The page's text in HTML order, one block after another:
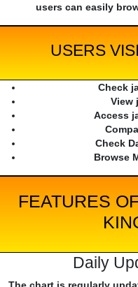
users can easily
USERS
Check
View
Access
Check
Browse
FEATURES
Daily